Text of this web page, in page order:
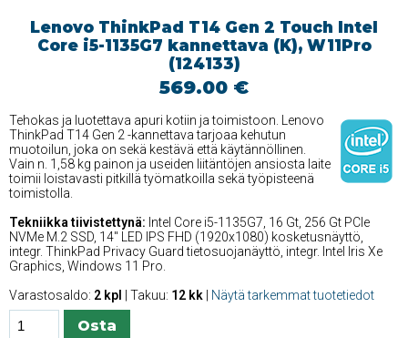
Lenovo ThinkPad T14 Gen 2 Touch Intel
Core i5-1135G7 kannettava (K), W11Pro
(124133)
569.00 €
Tehokas ja luotettava apuri kotiin ja toimistoon. Lenovo
ThinkPad T14 Gen 2 -kannettava tarjoaa kehutun
muotoilun, joka on sekä kestävä että käytännöllinen.
Vain n. 1,58 kg painon ja useiden liitäntöjen ansiosta laite
toimii loistavasti pitkillä työmatkoilla sekä työpisteenä
toimistolla.
Tekniikka tiivistettynä: Intel Core i5-1135G7, 16 Gt, 256 Gt PCIe
NVMe M.2 SSD, 14'' LED IPS FHD (1920x1080) kosketusnäyttö,
integr. ThinkPad Privacy Guard tietosuojanäyttö, integr. Intel Iris Xe
Graphics, Windows 11 Pro.
Varastosaldo: 2 kpl | Takuu: 12 kk Näytä tarkemmat tuotetiedot